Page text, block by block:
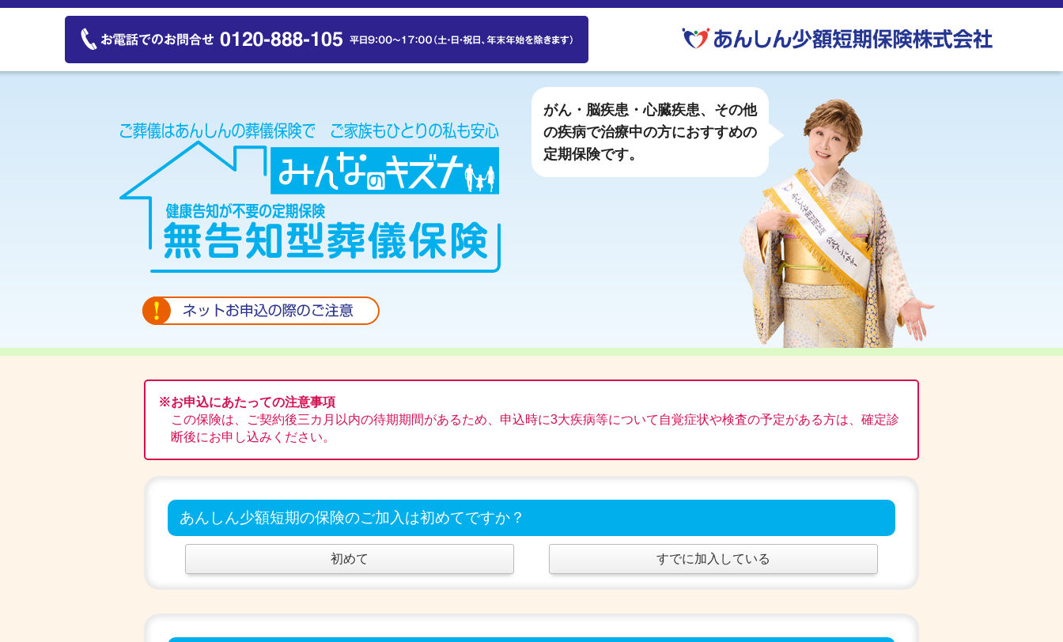
がん・脳疾患・心臓疾患、その他
の疾病で治療中の方におすすめの
定期保険です。
※お申込にあたっての注意事項
この保険は、ご契約後三カ月以内の待期期間があるため、申込時に3大疾病等について自覚症状や検査の予定がある方は、確定診
断後にお申し込みください。
あんしん少額短期の保険のご加入は初めてですか？
初めて すでに加入している